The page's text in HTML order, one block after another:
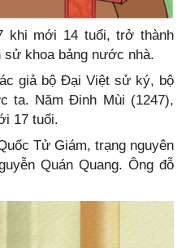
khi mới 14 tuổi, trở thành
sử khoa bảng nước nhà.
giả bộ Đại Việt sử ký, bộ
ta. Năm Đinh Mùi (1247),
17 tuổi.
Tử Giám, trạng nguyên
Quán Quang. Ông đỗ